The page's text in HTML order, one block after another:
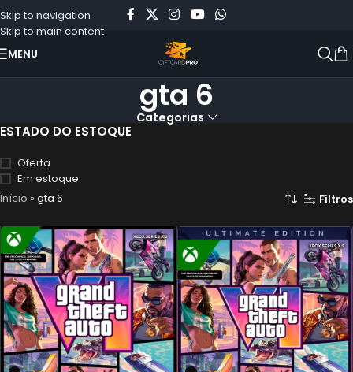
Skip to navigation
Skip to main content
MENU
gta 6
Categorias
ESTADO DO ESTOQUE
Oferta
Em estoque
Início »gta 6 Filtros